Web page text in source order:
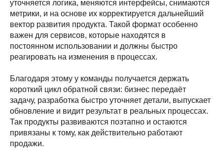
уточняется логика, меняются интерфейсы, снимаются
метрики, и на основе их корректируется дальнейший
вектор развития продукта. Такой формат особенно
важен для сервисов, которые находятся в
постоянном использовании и должны быстро
реагировать на изменения в процессах.
Благодаря этому у команды получается держать
короткий цикл обратной связи: бизнес передаёт
задачу, разработка быстро уточняет детали, выпускает
обновление и видит результат в реальных процессах.
Так продукты развиваются поэтапно и остаются
привязаны к тому, как действительно работают
продажи.